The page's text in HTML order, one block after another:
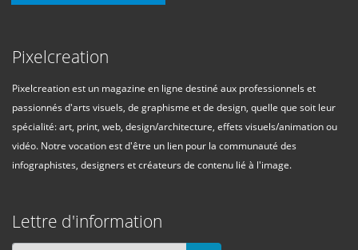
Pixelcreation
Pixelcreation est un magazine en ligne destiné aux professionnels et
passionnés d'arts visuels, de graphisme et de design, quelle que soit leur
spécialité: art, print, web, design/architecture, effets visuels/animation ou
vidéo. Notre vocation est d'être un lien pour la communauté des
infographistes, designers et créateurs de contenu lié à l'image.
Lettre d'information